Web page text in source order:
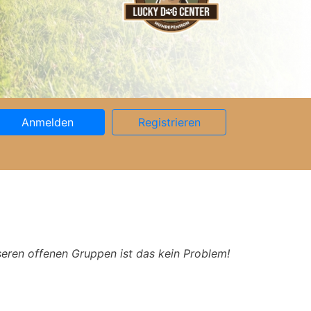
Anmelden Registrieren
offenen Gruppen ist das kein Problem!